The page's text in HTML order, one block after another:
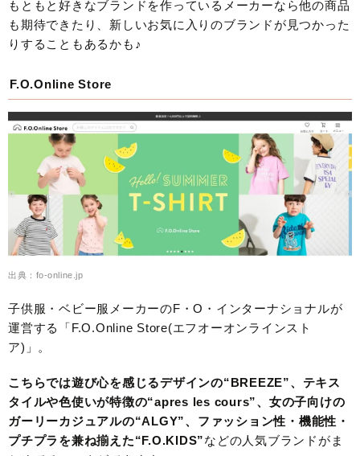
もともと好きなブランドを作っているメーカーなら他の商品
も期待できたり、新しいお気に入りのブランドが見つかった
りすることもあるかも♪
F.O.Online Store
出典：fo-online.jp
子供服・ベビー服メーカーのF・O・インターナショナルが
運営する「F.O.Online Store(エフオーオンラインスト
ア)」。
こちらでは遊び心を感じるデザインの“BREEZE”、テキス
タイルや色使いが特徴の“apres les cours”、女の子向けの
ガーリーカジュアルの“ALGY”、ファッション性・機能性・
プチプラを兼ね揃えた“F.O.KIDS”などの人気ブランドがま